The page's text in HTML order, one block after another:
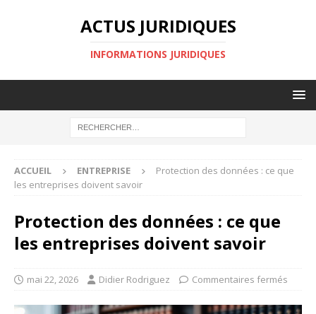
ACTUS JURIDIQUES
INFORMATIONS JURIDIQUES
ACCUEIL ENTREPRISE
Protection des données : ce que
les entreprises doivent savoir
Protection des données : ce que
les entreprises doivent savoir
mai 22, 2026 Didier Rodriguez Commentaires fermés